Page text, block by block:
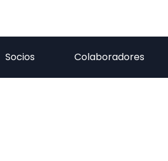
Socios Colaboradores